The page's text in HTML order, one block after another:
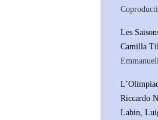
Les
Camilla
Riccardo
Labin,